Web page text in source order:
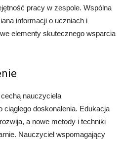
pracy w zespole. Wspólna
informacji o uczniach i
elementy skutecznego wsparcia
nauczyciela
doskonalenia. Edukacja
a nowe metody i techniki
Nauczyciel wspomagający